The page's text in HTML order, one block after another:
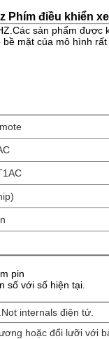
Phím điều khiển
sản phẩm
mặt của mô hình
pin
số với số hiện tại.
internals điện tử.
hoặc đổi lưỡi với